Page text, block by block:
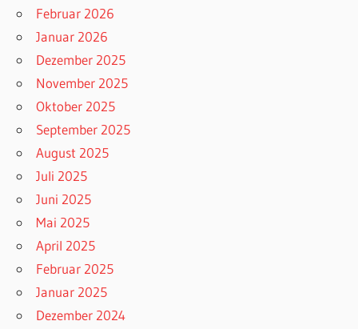
Februar 2026
Januar 2026
Dezember 2025
November 2025
Oktober 2025
September 2025
August 2025
Juli 2025
Juni 2025
Mai 2025
April 2025
Februar 2025
Januar 2025
Dezember 2024